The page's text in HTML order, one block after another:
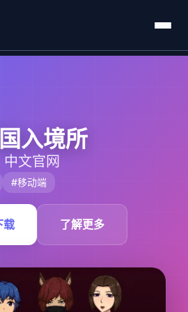
入境所
中文官网
#移动端
载 了解更多